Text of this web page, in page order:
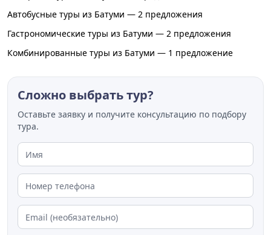
Автобусные туры из Батуми — 2 предложения
Гастрономические туры из Батуми — 2 предложения
Комбинированные туры из Батуми — 1 предложение
Сложно выбрать тур?
Оставьте заявку и получите консультацию по подбору
тура.